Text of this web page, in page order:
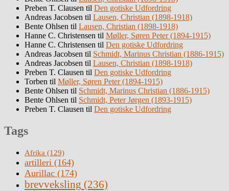
Preben T. Clausen til Den gotiske Udfordring
Andreas Jacobsen til Lausen, Christian (1898-1918)
Bente Ohlsen til Lausen, Christian (1898-1918)
Hanne C. Christensen til Møller, Søren Peter (1894-1915)
Hanne C. Christensen til Den gotiske Udfordring
Andreas Jacobsen til Schmidt, Marinus Christian (1886-1915)
Andreas Jacobsen til Lausen, Christian (1898-1918)
Preben T. Clausen til Den gotiske Udfordring
Torben til Møller, Søren Peter (1894-1915)
Bente Ohlsen til Schmidt, Marinus Christian (1886-1915)
Bente Ohlsen til Schmidt, Peter Jørgen (1893-1915)
Preben T. Clausen til Den gotiske Udfordring
Tags
Afrika (129)
artilleri (164)
Aurillac (174)
brevveksling (236)